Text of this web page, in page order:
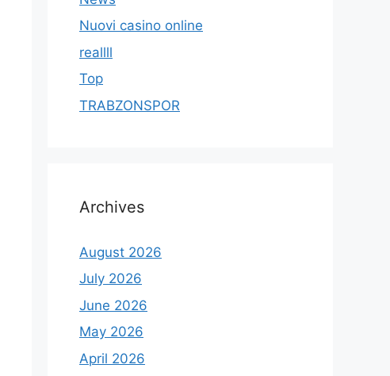
Nuovi casino online
reallll
Top
TRABZONSPOR
Archives
August 2026
July 2026
June 2026
May 2026
April 2026